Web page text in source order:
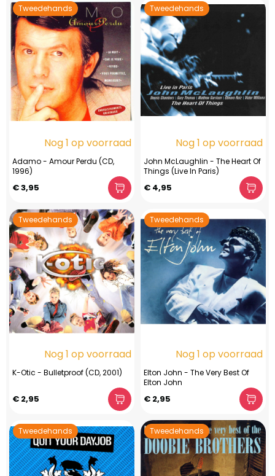
Tweedehands
Nog 1 op voorraad
Adamo - Amour Perdu (CD,
1996)
€ 3,95
Tweedehands
Nog 1 op voorraad
John McLaughlin - The Heart Of
Things (Live In Paris)
€ 4,95
Tweedehands
Nog 1 op voorraad
K-Otic - Bulletproof (CD, 2001)
€ 2,95
Tweedehands
Nog 1 op voorraad
Elton John - The Very Best Of
Elton John
€ 2,95
Tweedehands Tweedehands